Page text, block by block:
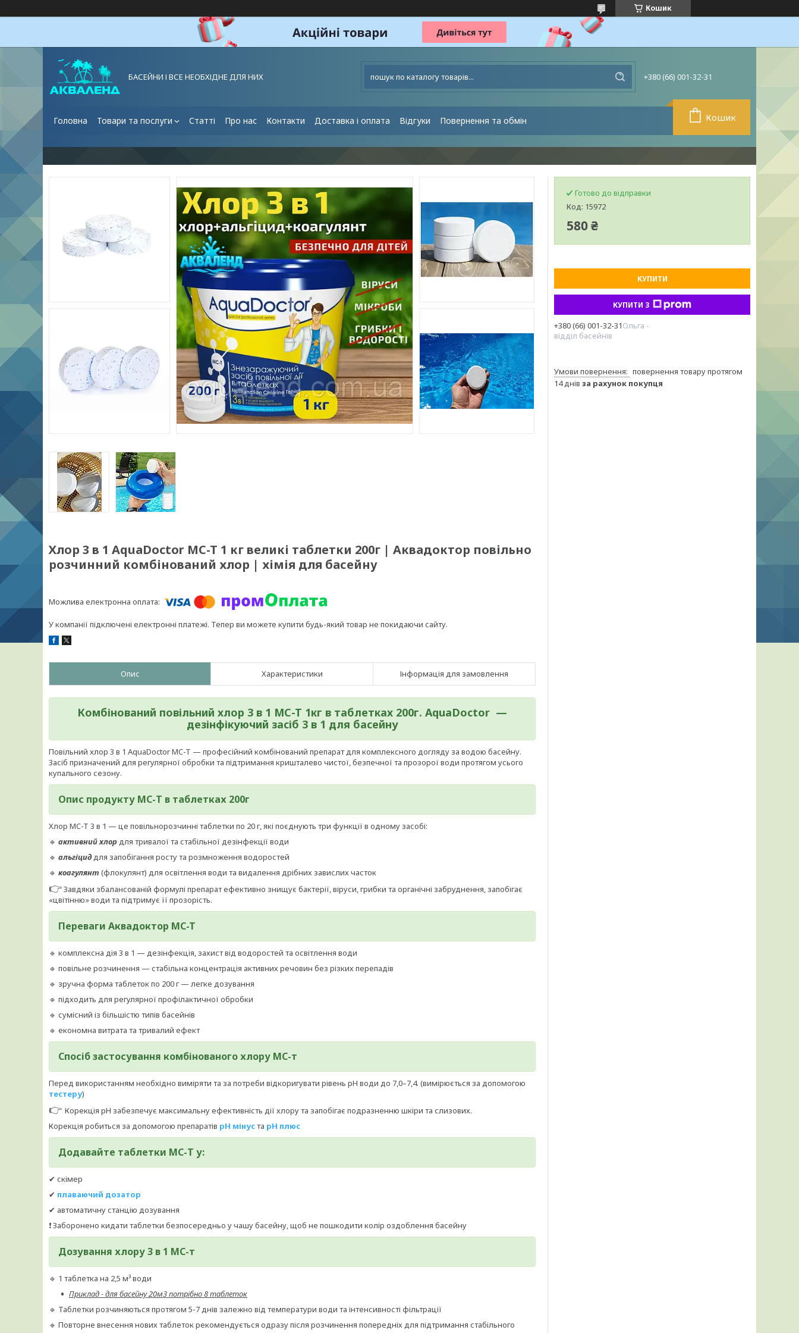
Кошик
БАСЕЙНИ І ВСЕ НЕОБХІДНЕ ДЛЯ НИХ +380 (66) 001-32-31
Головна Товари та послуги Статті Про нас Контакти Доставка і оплата Відгуки Повернення та обмін Кошик
Хлор 3 в 1 AquaDoctor MC-T 1 кг великі таблетки 200г | Аквадоктор повільно
розчинний комбінований хлор | хімія для басейну
У компанії підключені електронні платежі. Тепер ви можете купити будь-який товар не покидаючи сайту.
Опис Характеристики Інформація для замовлення
Комбінований повільний хлор 3 в 1 MC-T 1кг в таблетках 200г. AquaDoctor —
дезінфікуючий засіб 3 в 1 для басейну
Повільний хлор 3 в 1 AquaDoctor MC-T — професійний комбінований препарат для комплексного догляду за водою басейну.
Засіб призначений для регулярної обробки та підтримання кришталево чистої, безпечної та прозорої води протягом усього
купального сезону.
Опис продукту МС-Т в таблетках 200г
Хлор MC-T 3 в 1 — це повільнорозчинні таблетки по 20 г, які поєднують три функції в одному засобі:
🔹 активний хлордля тривалої та стабільної дезінфекції води
🔹 альгіциддля запобігання росту та розмноження водоростей
🔹 коагулянт (флокулянт) для освітлення води та видалення дрібних завислих часток
👉Завдяки збалансованій формулі препарат ефективно знищує бактерії, віруси, грибки та органічні забруднення, запобігає
«цвітінню» води та підтримує її прозорість.
Переваги Аквадоктор MC-T
🔹 комплексна дія 3 в 1 — дезінфекція, захист від водоростей та освітлення води
🔹 повільне розчинення — стабільна концентрація активних речовин без різких перепадів
🔹 зручна форма таблеток по 200 г — легке дозування
🔹 підходить для регулярної профілактичної обробки
🔹 сумісний із більшістю типів басейнів
🔹 економна витрата та тривалий ефект
Спосіб застосування комбінованого хлору МС-т
Перед використанням необхідно виміряти та за потреби відкоригувати рівень pH води до 7,0–7,4. (вимірюється за допомогою
тестеру)
👉 Корекція pH забезпечує максимальну ефективність дії хлору та запобігає подразненню шкіри та слизових.
Корекція робиться за допомогою препаратів рН мінуста рН плюс
Додавайте таблетки МС-Т у:
✔ скімер
✔ плаваючий дозатор
✔ автоматичну станцію дозування
❗ Заборонено кидати таблетки безпосередньо у чашу басейну, щоб не пошкодити колір оздоблення басейну
Дозування хлору 3 в 1 МС-т
🔹 1 таблетка на 2,5 м³ води
Приклад - для басейну 20м3 потрібно 8 таблеток
🔹 Таблетки розчиняються протягом 5-7 днів залежно від температури води та інтенсивності фільтрації
🔹 Повторне внесення нових таблеток рекомендується одразу після розчинення попередніх для підтримання стабільного
Готово до відправки
Код: 15972
580 ₴
КУПИТИ
КУПИТИ З
+380 (66) 001-32-31Ольга -
відділ басейнів
повернення товару протягом
14 днів за рахунок покупця